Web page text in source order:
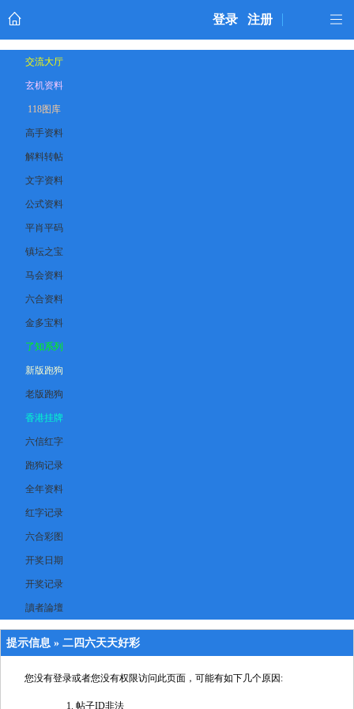
登录 注册
交流大厅
玄机资料
118图库
高手资料
解料转帖
文字资料
公式资料
平肖平码
镇坛之宝
马会资料
六合资料
金多宝料
了知系列
新版跑狗
老版跑狗
香港挂牌
六信红字
跑狗记录
全年资料
红字记录
六合彩图
开奖日期
开奖记录
讀者論壇
提示信息 » 二四六天天好彩
您没有登录或者您没有权限访问此页面，可能有如下几个原因:
帖子ID非法